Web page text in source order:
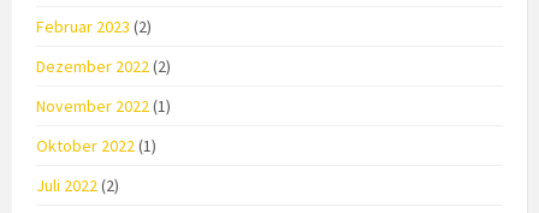
Februar 2023 (2)
Dezember 2022(2)
November 2022(1)
Oktober 2022(1)
Juli 2022(2)